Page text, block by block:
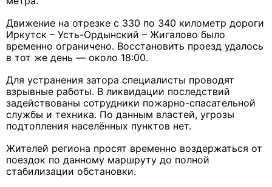
Движение на отрезке с 330 по 340 километр дороги
Иркутск – Усть-Ордынский – Жигалово было
временно ограничено. Восстановить проезд удалось
в тот же день — около 18:00.
Для устранения затора специалисты проводят
взрывные работы. В ликвидации последствий
задействованы сотрудники пожарно-спасательной
службы и техника. По данным властей, угрозы
подтопления населённых пунктов нет.
Жителей региона просят временно воздержаться от
поездок по данному маршруту до полной
стабилизации обстановки.